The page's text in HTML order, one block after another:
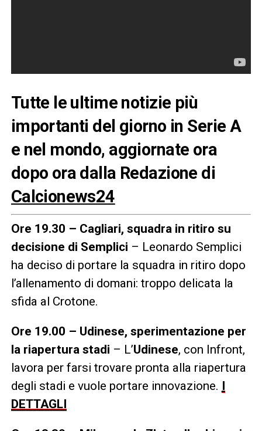
Tutte le ultime notizie più
importanti del giorno in Serie A
e nel mondo, aggiornate ora
dopo ora dalla Redazione di
Calcionews24
Ore 19.30 – Cagliari, squadra in ritiro su
decisione di Semplici – Leonardo Semplici
ha deciso di portare la squadra in ritiro dopo
l’allenamento di domani: troppo delicata la
sfida al Crotone.
Ore 19.00 – Udinese, sperimentazione per
la riapertura stadi – L’Udinese, con Infront,
lavora per farsi trovare pronta alla riapertura
degli stadi e vuole portare innovazione. I
DETTAGLI